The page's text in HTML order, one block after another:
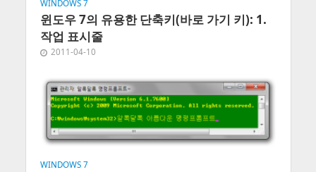
WINDOWS 7
윈도우 7의 유용한 단축키(바로 가기 키): 1.
작업 표시줄
2011-04-10
WINDOWS 7